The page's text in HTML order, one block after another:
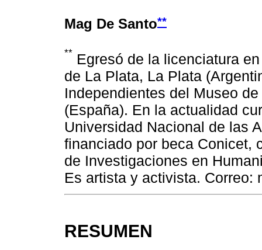
Mag De Santo**
** Egresó de la licenciatura
de La Plata, La Plata
Independientes del Museo
(España). En la actualidad
Universidad Nacional de las
financiado por beca Conicet,
de Investigaciones en
Es artista y activista. Correo:
RESUMEN